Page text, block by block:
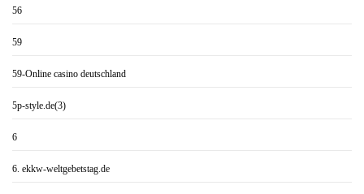
56
59
59-Online casino deutschland
5p-style.de(3)
6
6. ekkw-weltgebetstag.de